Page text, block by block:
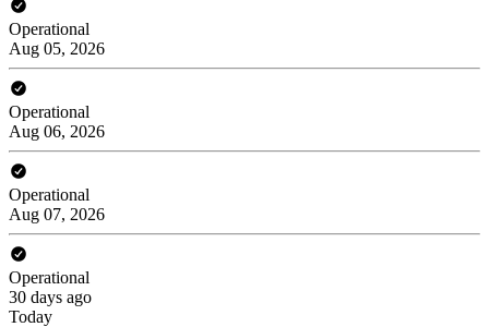
Operational
Aug 05, 2026
Operational
Aug 06, 2026
Operational
Aug 07, 2026
Operational
30 days ago
Today